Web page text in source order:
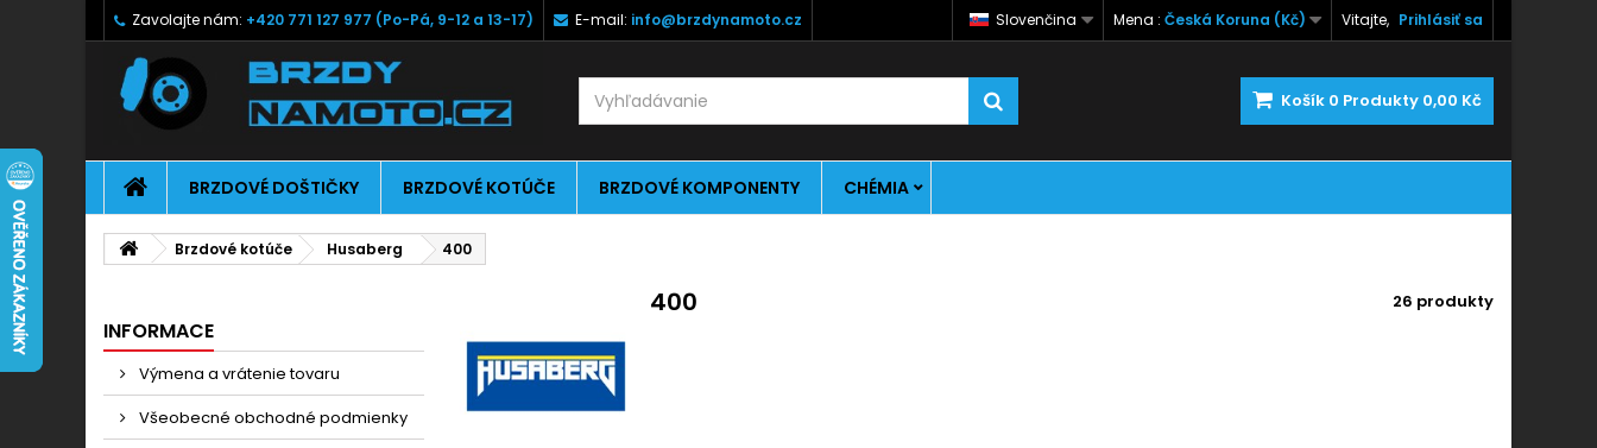
Vitajte, Prihlásiť sa
Mena : Česká Koruna (Kč)
Slovenčina
Zavolajte nám: +420 771 127 977 (Po-Pá, 9-12 a 13-17) E-mail: info@brzdynamoto.cz
Košík 0 Produkty 0,00 Kč
BRZDOVÉ DOŠTIČKY BRZDOVÉ KOTÚČE BRZDOVÉ KOMPONENTY CHÉMIA
Brzdové kotúče Husaberg 400
INFORMACE
Výmena a vrátenie tovaru
Všeobecné obchodné podmienky
400 26 produkty